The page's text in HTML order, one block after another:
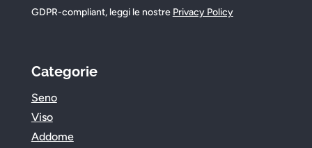
GDPR-compliant, leggi le nostre Privacy Policy
Categorie
Seno
Viso
Addome